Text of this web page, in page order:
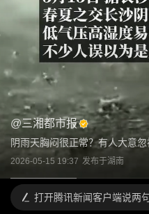
@三湘都市报
阴雨天胸闷很正常？有人大意
2026-05-15 19:37 发布于湖南
打开腾讯新闻客户端说两